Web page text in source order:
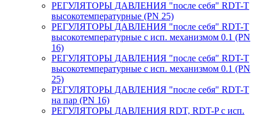
РЕГУЛЯТОРЫ ДАВЛЕНИЯ "после себя" RDT-T
высокотемпературные (PN 25)
РЕГУЛЯТОРЫ ДАВЛЕНИЯ "после себя" RDT-T
высокотемпературные с исп. механизмом 0.1 (PN
16)
РЕГУЛЯТОРЫ ДАВЛЕНИЯ "после себя" RDT-T
высокотемпературные с исп. механизмом 0.1 (PN
25)
РЕГУЛЯТОРЫ ДАВЛЕНИЯ "после себя" RDT-T
на пар (PN 16)
РЕГУЛЯТОРЫ ДАВЛЕНИЯ RDT, RDT-P с исп.